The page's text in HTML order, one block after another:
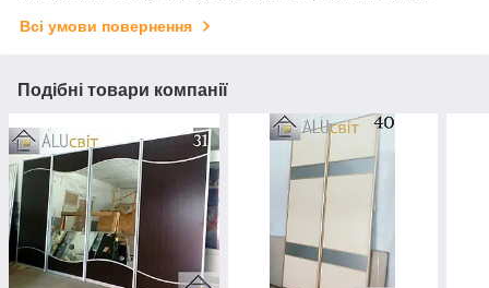
Всі умови повернення
Подібні товари компанії